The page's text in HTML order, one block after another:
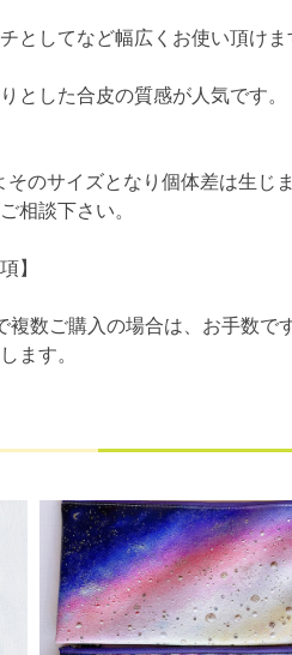
としてなど幅広くお使い頂けま
とした合皮の質感が人気です。
のサイズとなり個体差は生じま
相談下さい。
】
複数ご購入の場合は、お手数で
ます。